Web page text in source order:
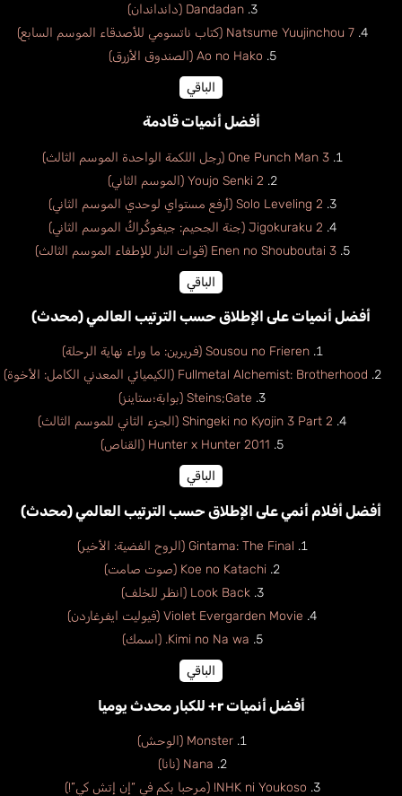
Dandadan (دانداندان)
Natsume Yuujinchou 7 (كتاب ناتسومي للأصدقاء الموسم السابع)
Ao no Hako (الصندوق الأزرق)
الباقي
أفضل أنميات قادمة
One Punch Man 3 (رجل اللكمة الواحدة الموسم الثالث)
Youjo Senki 2 (الموسم الثاني)
Solo Leveling 2 (أرفع مستواي لوحدي الموسم الثاني)
Jigokuraku 2 (جنة الجحيم: جيغوكُراكُ الموسم الثاني)
Enen no Shouboutai 3 (قوات النار للإطفاء الموسم الثالث)
الباقي
أفضل أنميات على الإطلاق حسب الترتيب العالمي (محدث)
Sousou no Frieren (فريرين: ما وراء نهاية الرحلة)
Fullmetal Alchemist: Brotherhood (الكيميائي المعدني الكامل: الأخوة)
Steins;Gate (بوابة؛ستاينز)
Shingeki no Kyojin 3 Part 2 (الجزء الثاني للموسم الثالث)
Hunter x Hunter 2011 (القناص)
الباقي
أفضل أفلام أنمي على الإطلاق حسب الترتيب العالمي (محدث)
Gintama: The Final (الروح الفضية: الأخير)
Koe no Katachi (صوت صامت)
Look Back (انظر للخلف)
Violet Evergarden Movie (فيوليت ايفرغاردن)
Kimi no Na wa. (اسمك)
الباقي
أفضل أنميات r+ للكبار محدث يوميا
Monster (الوحش)
Nana (نانا)
NHK ni Youkoso! (مرحبا بكم في “إن إتش كي”!)